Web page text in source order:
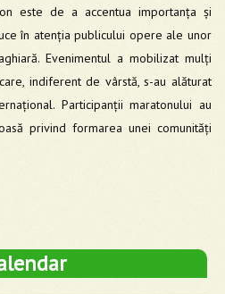
este de a accentua importanța și
în atenția publicului opere ale unor
Evenimentul a mobilizat mulți
indiferent de vârstă, s-au alăturat
Participanții maratonului au
privind formarea unei comunități